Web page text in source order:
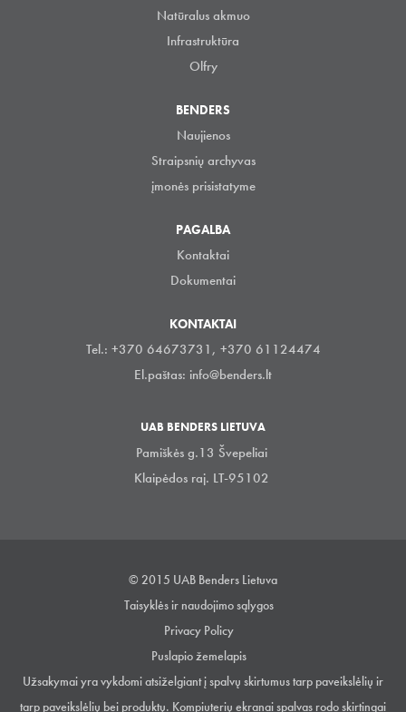
Natūralus akmuo
Infrastruktūra
Olfry
BENDERS
Naujienos
Straipsnių archyvas
įmonės prisistatyme
PAGALBA
Kontaktai
Dokumentai
KONTAKTAI
Tel.: +370 64673731, +370 61124474
El.paštas: info@benders.lt
UAB BENDERS LIETUVA
Pamiškės g.13 Švepeliai
Klaipėdos raj. LT-95102
© 2015 UAB Benders Lietuva
Taisyklės ir naudojimo sąlygos
Privacy Policy
Puslapio žemelapis
Užsakymai yra vykdomi atsiželgiant į spalvų skirtumus tarp paveikslėlių ir
tarp paveikslėlių bei produktų. Kompiuterių ekranai spalvas rodo skirtingai